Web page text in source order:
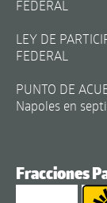
FEDERAL
LEY DE
FEDERAL
PUNTO DE
Napoles en
Fracciones